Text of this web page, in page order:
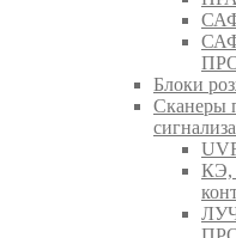
Блоки
Сканеры
КЭ,